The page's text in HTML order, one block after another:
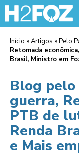
Início »Artigos »Pelo
Retomada
Brasil, Ministro em
Blog pelo
guerra,
PTB de
Renda
e Mais